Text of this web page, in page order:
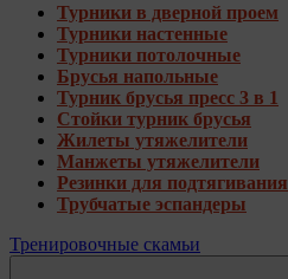
Турники в дверной проем
Турники настенные
Турники потолочные
Брусья напольные
Турник брусья пресс 3 в 1
Стойки турник брусья
Жилеты утяжелители
Манжеты утяжелители
Резинки для подтягивания
Трубчатые эспандеры
Тренировочные скамьи